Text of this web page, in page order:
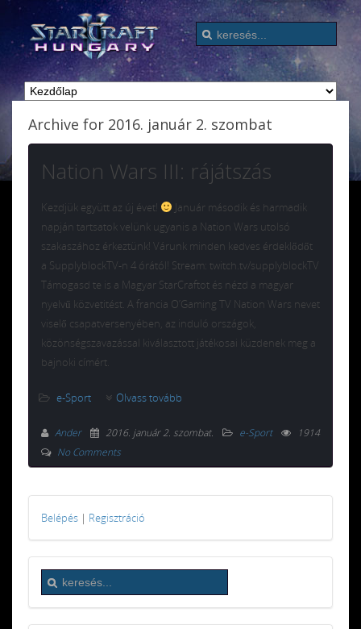
Archive for 2016. január 2. szombat
Nation Wars III: rájátszás
Kezdjük együtt az új évet!
Január második és harmadik
napján tartsatok velünk ugyanis a Nation Wars utolsó
szakaszához érkeztünk! Várunk minden kedves érdeklődőt
a SupplyblockTV-n 4 órától! Stream: twitch.tv/supplyblockTV
Támogasd te is a Magyar StarCraftot és nézd a magyar
nyelvű közvetitést. A francia O’Gaming TV Nation Wars nevet
viselő csapatversenyében, az induló országok,
közönségszavazással kiválasztott játékosai küzdenek meg a
bajnoki címért.
e-Sport Olvass tovább
Ander 2016. január 2. szombat. e-Sport
1914
No Comments
Belépés | Regisztráció